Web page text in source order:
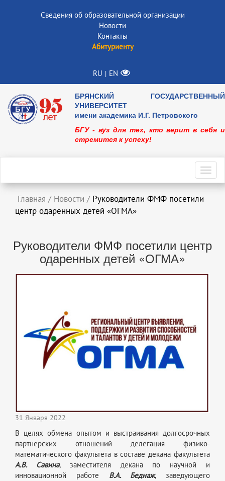
Сведения об образовательной организации
Новости
Контакты
Абитуриенту
RU | EN
БРЯНСКИЙ ГОСУДАРСТВЕННЫЙ
УНИВЕРСИТЕТ
имени академика И.Г. Петровского
БГУ - вуз для тех, кто верит в себя и
стремится к успеху!
Главная / Новости / Руководители ФМФ посетили
центр одаренных детей «ОГМА»
Руководители ФМФ посетили центр
одаренных детей «ОГМА»
31 Января 2022
В целях обмена опытом и выстраивания долгосрочных
партнерских отношений делегация физико-
математического факультета в составе декана факультета
А.В. Савина, заместителя декана по научной и
инновационной работе В.А. Беднаж, заведующего